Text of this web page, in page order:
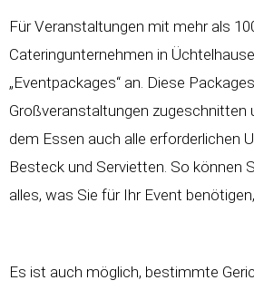
Für Veranstaltungen mit mehr als
Cateringunternehmen in
„Eventpackages“ an. Diese
Großveranstaltungen zugeschnitten
dem Essen auch alle erforderlichen
Besteck und Servietten. So können
alles, was Sie für Ihr Event
Es ist auch möglich, bestimmte